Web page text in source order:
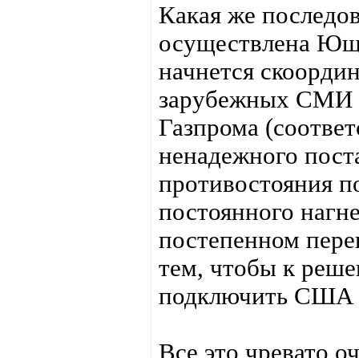
Какая же
осуществлена
начнется
зарубежных СМИ
Газпрома
ненадежного
противостояния
постоянного
постепенном
тем, чтобы к
подключить США
Все это чревато